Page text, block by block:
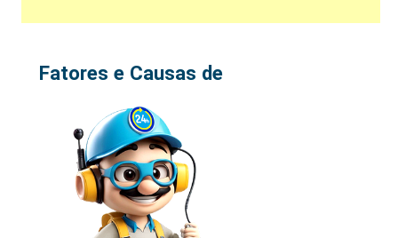
Fatores e Causas de